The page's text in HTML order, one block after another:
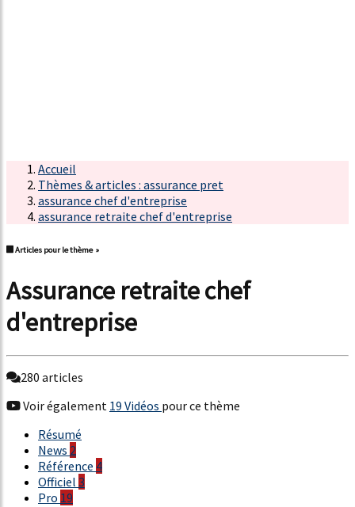
Accueil
Thèmes & articles : assurance pret
assurance chef d'entreprise
assurance retraite chef d'entreprise
Articles pour le thème »
assurance retraite chef
d'entreprise
280 articles
Voir également 19 Vidéos pour ce thème
Résumé
News 2
Référence 4
Officiel 3
Pro 19